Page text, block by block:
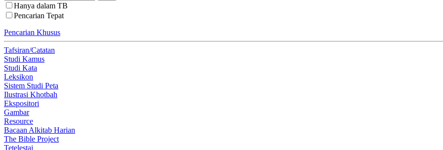
Hanya dalam TB
Pencarian Tepat
Pencarian Khusus
Tafsiran/Catatan
Studi Kamus
Studi Kata
Leksikon
Sistem Studi Peta
Ilustrasi Khotbah
Ekspositori
Gambar
Resource
Bacaan Alkitab Harian
The Bible Project
Tetelestai